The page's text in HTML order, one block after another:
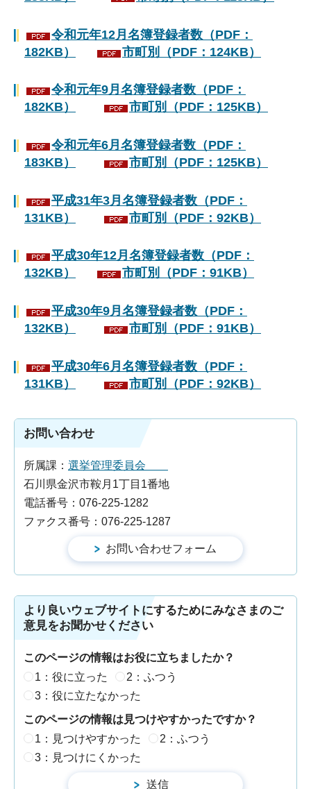
令和元年12月名簿登録者数（PDF：
182KB）
市町別（PDF：124KB）
令和元年9月名簿登録者数（PDF：
182KB）
市町別（PDF：125KB）
令和元年6月名簿登録者数（PDF：
183KB）
市町別（PDF：125KB）
平成31年3月名簿登録者数（PDF：
131KB）
市町別（PDF：92KB）
平成30年12月名簿登録者数（PDF：
132KB）
市町別（PDF：91KB）
平成30年9月名簿登録者数（PDF：
132KB）
市町別（PDF：91KB）
平成30年6月名簿登録者数（PDF：
131KB）
市町別（PDF：92KB）
お問い合わせ
所属課： 選挙管理委員会
石川県金沢市鞍月1丁目1番地
電話番号：076-225-1282
ファクス番号：076-225-1287
より良いウェブサイトにするためにみなさまのご
意見をお聞かせください
このページの情報はお役に立ちましたか？
1：役に立った
2：ふつう
3：役に立たなかった
このページの情報は見つけやすかったですか？
1：見つけやすかった
2：ふつう
3：見つけにくかった